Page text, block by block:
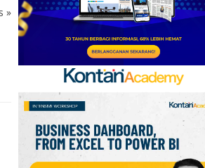
»
7
Telegram Sempat Hilang
dari App Store, Ini
Penjelasan Apple dan
Durov
8
Kabar Transfer Man
United: 6 Pemain
Berpeluang Hengkang
Sebelum Deadline